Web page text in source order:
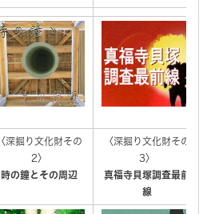
〈深掘り文化財その
2〉
時の鐘とその周辺
〈深掘り文化財その
3〉
真福寺貝塚調査最前
線